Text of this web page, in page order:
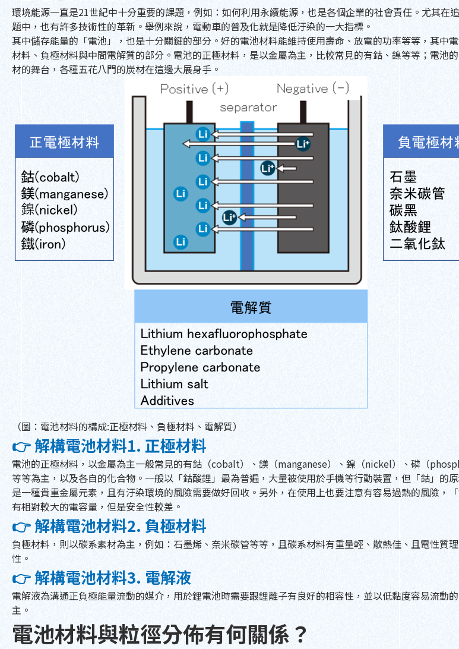
環境能源一直是21世紀中十分重要的課題，例如：如何利用永續能源，也是各個企業的社會責任。尤其在
題中，也有許多技術性的革新。舉例來說，電動車的普及化就是降低汙染的一大指標。
其中儲存能量的「電池」，也是十分關鍵的部分。好的電池材料能維持使用壽命、放電的功率等等，其中
材料、負極材料與中間電解質的部分。電池的正極材料，是以金屬為主，比較常見的有鈷、鎳等等；電池
材的舞台，各種五花八門的炭材在這邊大展身手。
（圖：電池材料的構成:正極材料、負極材料、電解質）
👉 解構電池材料1. 正極材料
電池的正極材料，以金屬為主一般常見的有鈷（cobalt）、鎂（manganese）、鎳（nickel）、磷（
等等為主，以及各自的化合物。一般以「鈷酸鋰」最為普遍，大量被使用於手機等行動裝置，但「鈷」的
是一種貴重金屬元素，且有汙染環境的風險需要做好回收。另外，在使用上也要注意有容易過熱的風險，
有相對較大的電容量，但是安全性較差。
👉 解構電池材料2. 負極材料
負極材料，則以碳系素材為主，例如：石墨烯、奈米碳管等等，且碳系材料有重量輕、散熱佳、且電性質
性。
👉 解構電池材料3. 電解液
電解液為溝通正負極能量流動的媒介，用於鋰電池時需要跟鋰離子有良好的相容性，並以低黏度容易流動
主。
電池材料與粒徑分佈有何關係？